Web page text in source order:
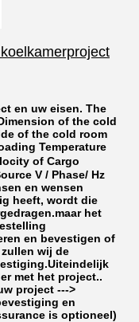
en uw eisen. The
of the cold
of the cold room
Temperature
of Cargo
V / Phase/ Hz
en wensen
heeft, wordt die
het
en bevestigen of
wij de
met het project..
project --->
en
is optioneel)